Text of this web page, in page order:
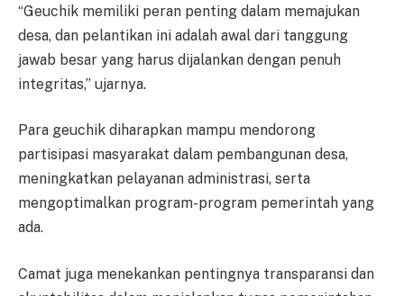
“Geuchik memiliki peran penting dalam memajukan
desa, dan pelantikan ini adalah awal dari tanggung
jawab besar yang harus dijalankan dengan penuh
integritas,” ujarnya.
Para geuchik diharapkan mampu mendorong
partisipasi masyarakat dalam pembangunan desa,
meningkatkan pelayanan administrasi, serta
mengoptimalkan program-program pemerintah yang
ada.
Camat juga menekankan pentingnya transparansi dan